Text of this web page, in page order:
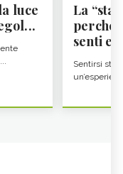
luce
La
perché
senti
Sentirsi